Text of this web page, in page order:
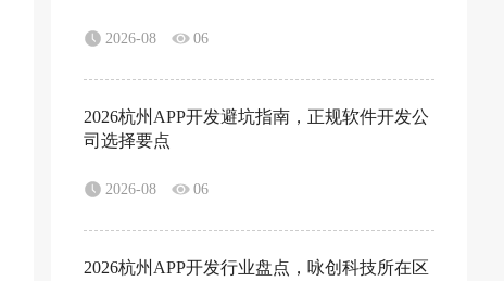
2026-08 06
2026杭州APP开发避坑指南，正规软件开发公
司选择要点
2026-08 06
2026杭州APP开发行业盘点，咏创科技所在区